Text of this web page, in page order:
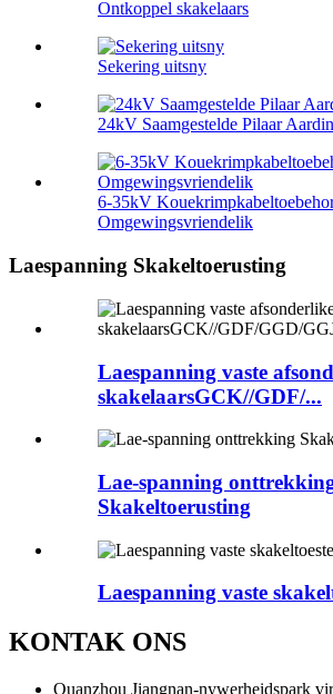
Ontkoppel skakelaars
Sekering uitsny
24kV Saamgestelde Pilaar
6-35kV
Omgewingsvriendelik
Laespanning Skakeltoerusting
Laespanning vaste
skakelaarsGCK//GDF/...
Lae-spanning
Skakeltoerusting
Laespanning vaste
KONTAK ONS
Quanzhou Jiangnan-nywerheidspark